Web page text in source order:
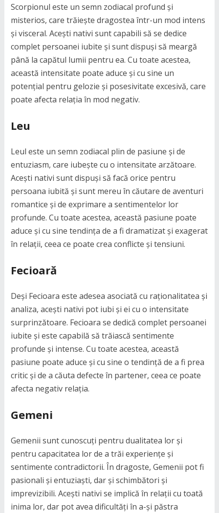
Scorpionul este un semn zodiacal profund și
misterios, care trăiește dragostea într-un mod intens
și visceral. Acești nativi sunt capabili să se dedice
complet persoanei iubite și sunt dispuși să meargă
până la capătul lumii pentru ea. Cu toate acestea,
această intensitate poate aduce și cu sine un
potențial pentru gelozie și posesivitate excesivă, care
poate afecta relația în mod negativ.
Leu
Leul este un semn zodiacal plin de pasiune și de
entuziasm, care iubește cu o intensitate arzătoare.
Acești nativi sunt dispuși să facă orice pentru
persoana iubită și sunt mereu în căutare de aventuri
romantice și de exprimare a sentimentelor lor
profunde. Cu toate acestea, această pasiune poate
aduce și cu sine tendința de a fi dramatizat și exagerat
în relații, ceea ce poate crea conflicte și tensiuni.
Fecioară
Deși Fecioara este adesea asociată cu raționalitatea și
analiza, acești nativi pot iubi și ei cu o intensitate
surprinzătoare. Fecioara se dedică complet persoanei
iubite și este capabilă să trăiască sentimente
profunde și intense. Cu toate acestea, această
pasiune poate aduce și cu sine o tendință de a fi prea
critic și de a căuta defecte în partener, ceea ce poate
afecta negativ relația.
Gemeni
Gemenii sunt cunoscuți pentru dualitatea lor și
pentru capacitatea lor de a trăi experiențe și
sentimente contradictorii. În dragoste, Gemenii pot fi
pasionali și entuziaști, dar și schimbători și
imprevizibili. Acești nativi se implică în relații cu toată
inima lor, dar pot avea dificultăți în a-și păstra